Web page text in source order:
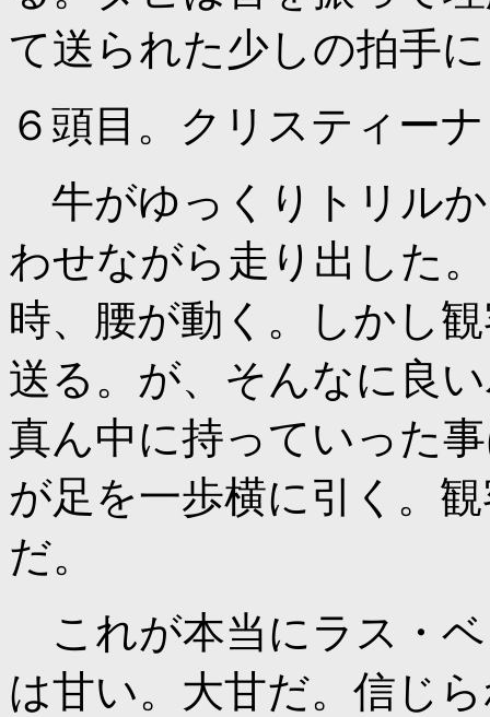
て送られた少しの拍手
６頭目。クリスティー
牛がゆっくりトリル
わせながら走り出した
時、腰が動く。しかし
送る。が、そんなに良
真ん中に持っていった
が足を一歩横に引く。
だ。
これが本当にラス・
は甘い。大甘だ。信じ